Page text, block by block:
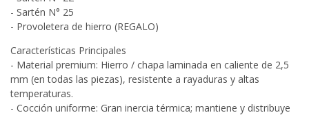
- Sartén N° 25
- Provoletera de hierro (REGALO)
Características Principales
- Material premium: Hierro / chapa laminada en caliente de 2,5
mm (en todas las piezas), resistente a rayaduras y altas
temperaturas.
- Cocción uniforme: Gran inercia térmica; mantiene y distribuye